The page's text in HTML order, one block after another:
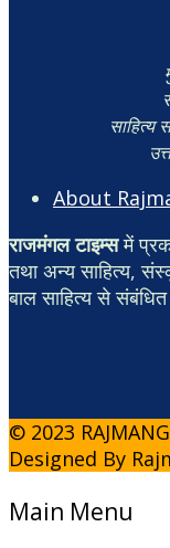
साहित्य
About
राजमंगल टाइम्समें
तथा अन्य साहित्य,
बाल साहित्य से
© 2023
Designed By
Main Menu